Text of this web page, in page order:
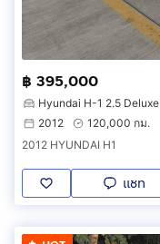
฿ 395,000
Hyundai H-1 2.5 Deluxe
2012
120,000 กม.
2012 HYUNDAI H1
แชท